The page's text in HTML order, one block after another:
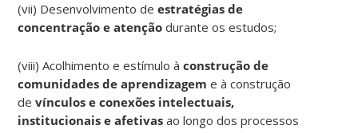
(vii) Desenvolvimento deestratégias de
concentração e atenção durante os estudos;
(viii) Acolhimento e estímulo àconstrução de
comunidades de aprendizagem e à construção
de vínculos e conexões intelectuais,
institucionais e afetivas ao longo dos processos